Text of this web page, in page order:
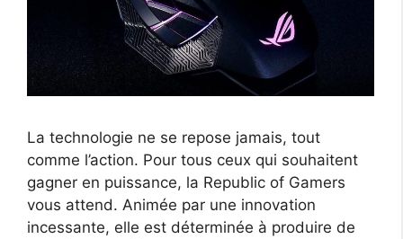
La technologie ne se repose jamais, tout
comme l’action. Pour tous ceux qui souhaitent
gagner en puissance, la Republic of Gamers
vous attend. Animée par une innovation
incessante, elle est déterminée à produire de